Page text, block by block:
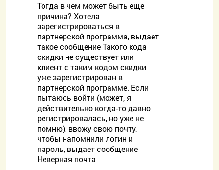
Тогда в чем может быть еще
причина? Хотела
зарегистрироваться в
партнерской программа, выдает
такое сообщение Такого кода
скидки не существует или
клиент с таким кодом скидки
уже зарегистрирован в
партнерской программе. Если
пытаюсь войти (может, я
действительно когда-то давно
регистрировалась, но уже не
помню), ввожу свою почту,
чтобы напомнили логин и
пароль, выдает сообщение
Неверная почта